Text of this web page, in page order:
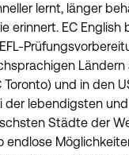
lernt, länger
erinnert. EC English
Ländern
Toronto) und in den
der lebendigsten und
Städte der
endlose